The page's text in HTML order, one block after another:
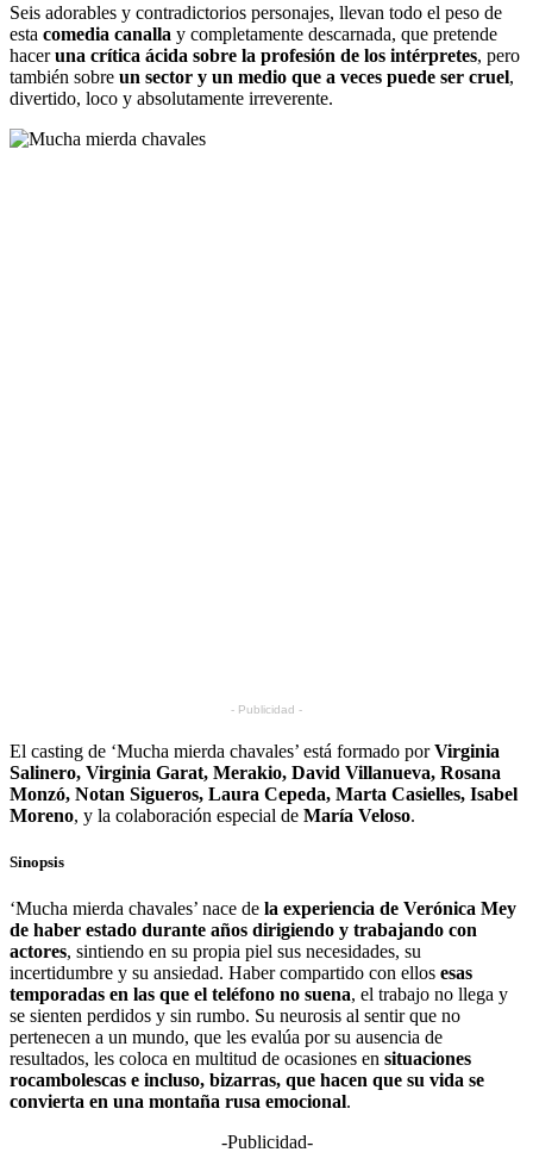
Seis adorables y contradictorios personajes, llevan todo el peso de
esta comedia canalla y completamente descarnada, que pretende
haceruna crítica ácida sobre la profesión de los intérpretes, pero
también sobre un sector y un medio que a veces puede ser cruel,
divertido, loco y absolutamente irreverente.
- Publicidad -
El casting de ‘Mucha mierda chavales’ está formado porVirginia
Salinero, Virginia Garat, Merakio, David Villanueva, Rosana
Monzó, Notan Sigueros, Laura Cepeda, Marta Casielles, Isabel
Moreno, y la colaboración especial de María Veloso.
Sinopsis
‘Mucha mierda chavales’ nace de la experiencia de Verónica Mey
de haber estado durante años dirigiendo y trabajando con
actores, sintiendo en su propia piel sus necesidades, su
incertidumbre y su ansiedad. Haber compartido con ellos esas
temporadas en las que el teléfono no suena, el trabajo no llega y
se sienten perdidos y sin rumbo. Su neurosis al sentir que no
pertenecen a un mundo, que les evalúa por su ausencia de
resultados, les coloca en multitud de ocasiones en situaciones
rocambolescas e incluso, bizarras, que hacen que su vida se
convierta en una montaña rusa emocional.
-Publicidad-